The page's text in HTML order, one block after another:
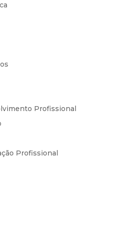
Profissional
Profissional